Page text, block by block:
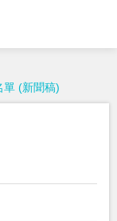
單 (新聞稿)